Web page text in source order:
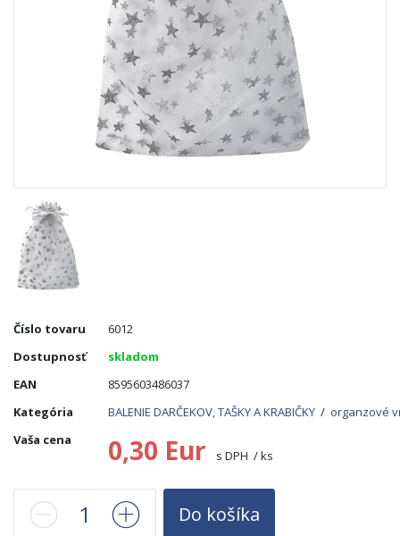
Číslo tovaru
6012
Dostupnosť
skladom
EAN
8595603486037
Kategória
BALENIE DARČEKOV, TAŠKY A KRABIČKY / organzové
Vaša cena
0,30 Eur s DPH / ks
Do košíka